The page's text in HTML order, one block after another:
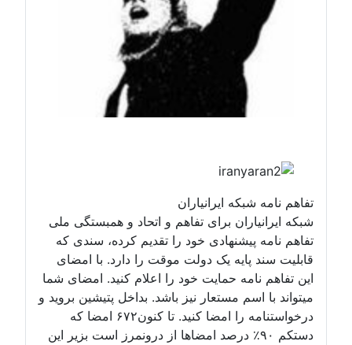
تفاهم نامه شبکه ایرانیاران
شبکه ایرانیاران برای تفاهم و اتحاد و همبستگی ملی
تفاهم نامه پیشنهادی خود را تقدیم کرده، سندی که
قابلیت سند پایه یک دولت موقت را دارد. با امضای
این تفاهم نامه حمایت خود را اعلام کنید. امضای شما
میتواند با اسم مستعار نیز باشد. بداخل پتیشین بروید و
درخواستنامه را امضا کنید. تا کنون۶۷۲ امضا که
دستکم ۹۰٪ درصد امضاها از درونمرز است بزیر این